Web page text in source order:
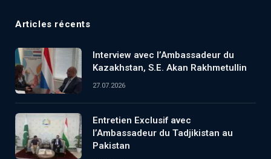
Articles récents
Interview avec l’Ambassadeur du
Kazakhstan, S.E. Akan Rakhmetullin
27.07.2026
Entretien Exclusif avec
l’Ambassadeur du Tadjikistan au
Pakistan